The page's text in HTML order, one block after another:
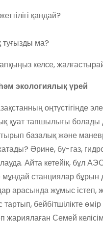
қандай?
туғызды ма?
келсе,
экологиялық үрей
оңтүстігінде
қуат тапшылығы болады
базалық және
Әрине, бу-газ,
Айта кетейік, бұл
станциялар
арасында жұмыс істеп,
бейбітшілікте
Семей